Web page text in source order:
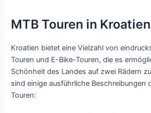
MTB Touren in Kroatien
Kroatien bietet eine Vielzahl von
Touren und E-Bike-Touren, die es
Schönheit des Landes auf zwei Rädern
sind einige ausführliche Beschreibungen
Touren: